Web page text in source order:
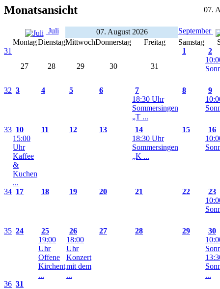
Monatsansicht 07.
Juli 07. August 2026
September
MontagDienstagMittwochDonnerstag Freitag Samstag
31
27
28 29 30 31
1
2
32 3 4 5 6
7
18:30 Uhr
Sommersingen
„T ...
8
9
33 10
15:00
Uhr
Kaffee
&
Kuchen
...
11 12 13
14
18:30 Uhr
Sommersingen
„K ...
15
16
34 17 18 19 20 21 22
23
35 24
25
19:00
Uhr
Offene
Kirchent
...
26
18:00
Uhr
Konzert
mit dem
...
27 28 29
30
...
36 31